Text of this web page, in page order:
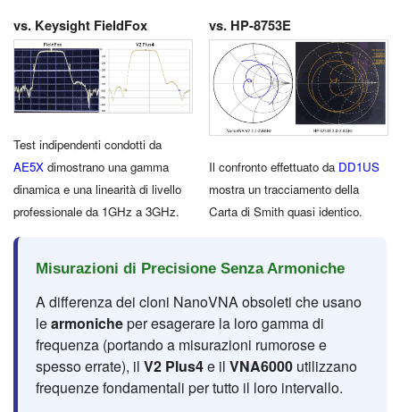
vs. Keysight FieldFox
Test indipendenti condotti da
AE5X dimostrano una gamma
dinamica e una linearità di livello
professionale da 1GHz a 3GHz.
vs. HP-8753E
Il confronto effettuato da DD1US
mostra un tracciamento della
Carta di Smith quasi identico.
Misurazioni di Precisione Senza Armoniche
A differenza dei cloni NanoVNA obsoleti che usano
learmonicheper esagerare la loro gamma di
frequenza (portando a misurazioni rumorose e
spesso errate), il V2 Plus4e il VNA6000 utilizzano
frequenze fondamentali per tutto il loro intervallo.